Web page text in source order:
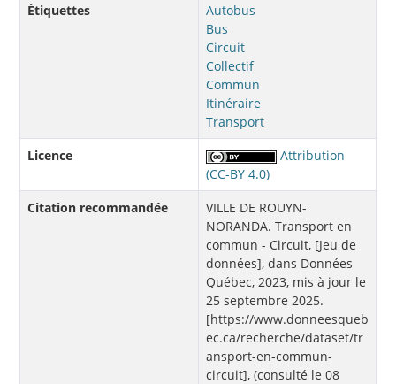
Étiquettes
Autobus
Bus
Circuit
Collectif
Commun
Itinéraire
Transport
Licence
Attribution
(CC-BY 4.0)
Citation recommandée
VILLE DE ROUYN-
NORANDA. Transport en
commun - Circuit, [Jeu de
données], dans Données
Québec, 2023, mis à jour le
25 septembre 2025.
[https://www.donneesqueb
ec.ca/recherche/dataset/tr
ansport-en-commun-
circuit], (consulté le 08